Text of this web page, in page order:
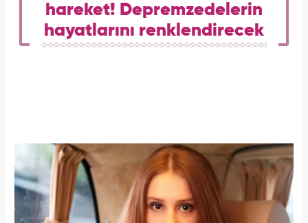
hareket! Depremzedelerin
hayatlarını renklendirecek